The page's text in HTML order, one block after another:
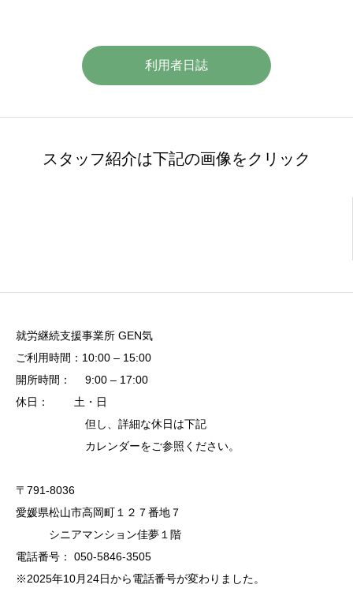
利用者日誌
スタッフ紹介は下記の画像をクリック
就労継続支援事業所 GEN気
ご利用時間：10:00 – 15:00
開所時間： 9:00 – 17:00
休日： 土・日
但し、詳細な休日は下記
カレンダーをご参照ください。
〒791-8036
愛媛県松山市高岡町１２７番地７
シニアマンション佳夢１階
電話番号： 050-5846-3505
※2025年10月24日から電話番号が変わりました。